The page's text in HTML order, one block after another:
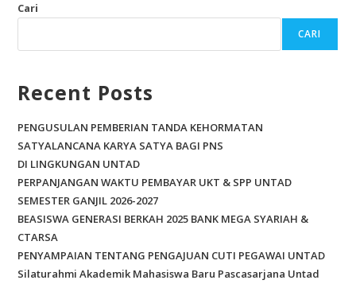
b
o
k
er l e
Cari
CARI
Recent Posts
PENGUSULAN PEMBERIAN TANDA KEHORMATAN
SATYALANCANA KARYA SATYA BAGI PNS
DI LINGKUNGAN UNTAD
PERPANJANGAN WAKTU PEMBAYAR UKT & SPP UNTAD
SEMESTER GANJIL 2026-2027
BEASISWA GENERASI BERKAH 2025 BANK MEGA SYARIAH &
CTARSA
PENYAMPAIAN TENTANG PENGAJUAN CUTI PEGAWAI UNTAD
Silaturahmi Akademik Mahasiswa Baru Pascasarjana Untad